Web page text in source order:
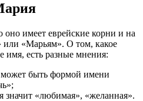
имеет еврейские корни и на
или «Марьям». О том, какое
имя, есть разные мнения:
быть формой имени
«любимая», «желанная».